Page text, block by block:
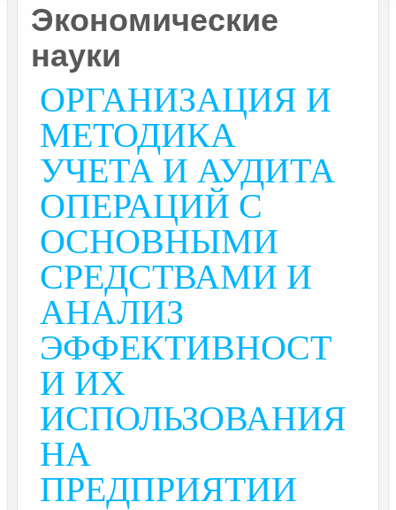
Экономические
науки
ОРГАНИЗАЦИЯ И
МЕТОДИКА
УЧЕТА И АУДИТА
ОПЕРАЦИЙ С
ОСНОВНЫМИ
СРЕДСТВАМИ И
АНАЛИЗ
ЭФФЕКТИВНОСТ
И ИХ
ИСПОЛЬЗОВАНИЯ
НА
ПРЕДПРИЯТИИ